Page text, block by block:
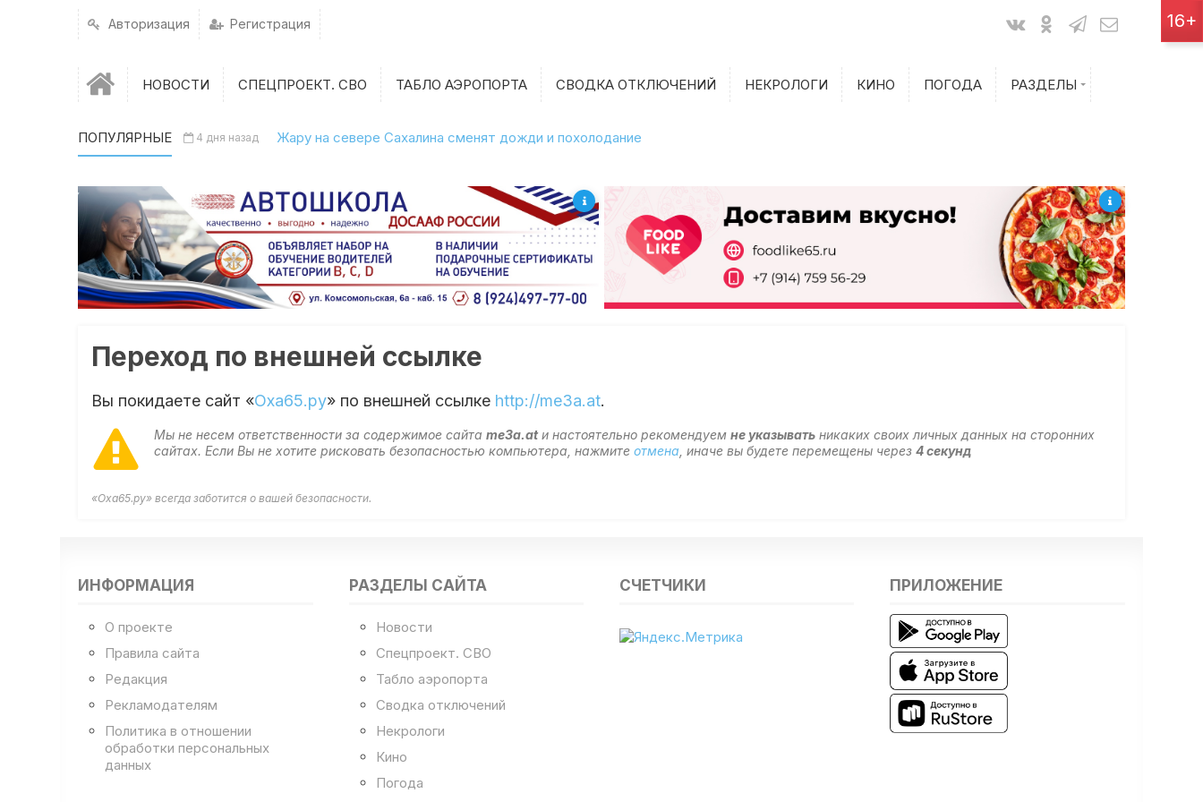
Авторизация Регистрация
НОВОСТИ СПЕЦПРОЕКТ. СВО ТАБЛО АЭРОПОРТА СВОДКА ОТКЛЮЧЕНИЙ НЕКРОЛОГИ КИНО ПОГОДА РАЗДЕЛЫ
Показания счетчиков
Билеты на поезд
ПОПУЛЯРНЫЕ 4 дня назад Жару на севере Сахалина сменят дожди и похолодание
Переход по внешней ссылке
Вы покидаете сайт «Оха65.ру» по внешней ссылке http://me3a.at.
Мы не несем ответственности за содержимое сайтаme3a.atи настоятельно рекомендуемне указывать никаких своих личных данных на сторонних
сайтах. Если Вы не хотите рисковать безопасностью компьютера, нажмитеотмена , иначе вы будете перемещены через4секунд
«Оха65.ру» всегда заботится о вашей безопасности.
ИНФОРМАЦИЯ
О проекте
Правила сайта
Редакция
Рекламодателям
Политика в отношении
обработки персональных
данных
РАЗДЕЛЫ САЙТА
Новости
Спецпроект. СВО
Табло аэропорта
Сводка отключений
Некрологи
Кино
Погода
СЧЕТЧИКИ ПРИЛОЖЕНИЕ
16+